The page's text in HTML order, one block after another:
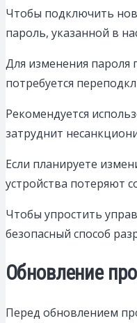
Чтобы подключить
пароль, указанной в
Для изменения пароля
потребуется
Рекомендуется
затруднит
Если планируете
устройства потеряют
Чтобы упростить
безопасный способ
Обновление
Перед обновлением